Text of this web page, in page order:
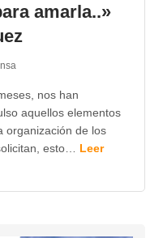
amarla..»
nos han
aquellos elementos
organización de los
esto… Leer